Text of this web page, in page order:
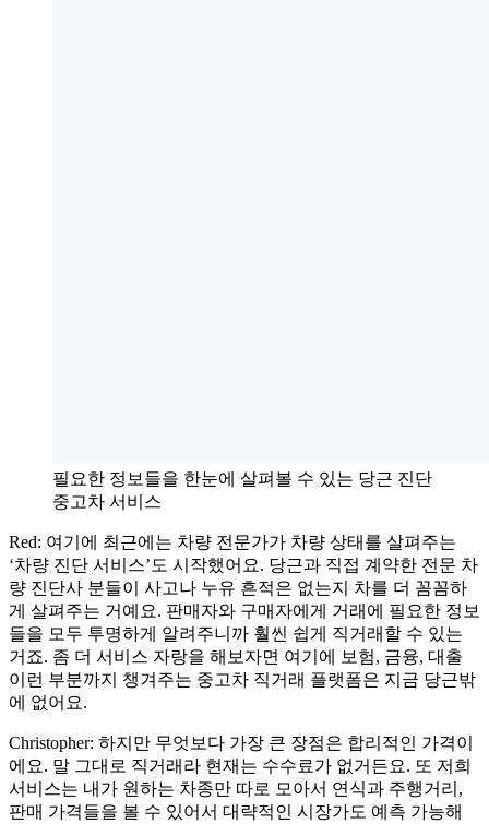
필요한 정보들을 한눈에 살펴볼 수 있는 당근 진단
중고차 서비스
Red: 여기에 최근에는 차량 전문가가 차량 상태를 살펴주는
‘차량 진단 서비스’도 시작했어요. 당근과 직접 계약한 전문 차
량 진단사 분들이 사고나 누유 흔적은 없는지 차를 더 꼼꼼하
게 살펴주는 거예요. 판매자와 구매자에게 거래에 필요한 정보
들을 모두 투명하게 알려주니까 훨씬 쉽게 직거래할 수 있는
거죠. 좀 더 서비스 자랑을 해보자면 여기에 보험, 금융, 대출
이런 부분까지 챙겨주는 중고차 직거래 플랫폼은 지금 당근밖
에 없어요.
Christopher: 하지만 무엇보다 가장 큰 장점은 합리적인 가격이
에요. 말 그대로 직거래라 현재는 수수료가 없거든요. 또 저희
서비스는 내가 원하는 차종만 따로 모아서 연식과 주행거리,
판매 가격들을 볼 수 있어서 대략적인 시장가도 예측 가능해